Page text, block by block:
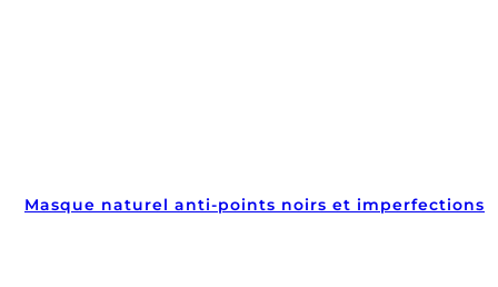
Masque naturel anti-points noirs et imperfections